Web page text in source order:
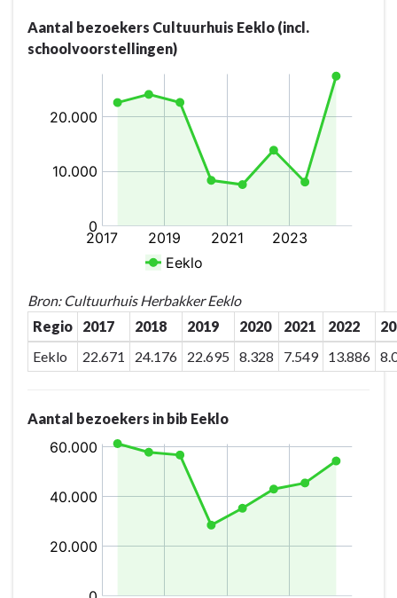
07.02:
fysieke
kunstbeleving
het
Aantal bezoekers Cultuurhuis Eeklo (incl.
schoolvoorstellingen)
Bron: Cultuurhuis Herbakker Eeklo
Regio
2017 2018 2019 2020 2021 2022
Eeklo
22.671 24.176 22.695 8.328 7.549 13.886
Aantal bezoekers in bib Eeklo